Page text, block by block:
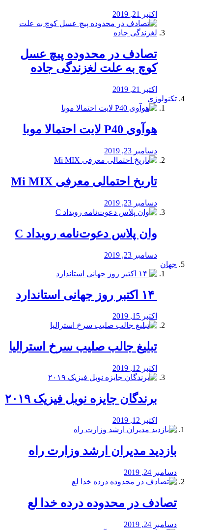
اکتبر 21, 2019
تصادف در محدوده پیچ عسل
کوچ به علت لغزندگی جاده
اکتبر 21, 2019
تکنولوژی
هوآوی P40 لایت احتمالا موبا
دسامبر 23, 2019
تاریخ احتمالی معرفی Mi MIX
دسامبر 23, 2019
وان پلاس دعوت‌نامه رویداد C
دسامبر 23, 2019
جهان
اکتبر 15, 2019
تبلیغ جالب صلیب سرخ استرالیا
اکتبر 12, 2019
برندگان جایزه نوبل فیزیک ۲۰۱۹
اکتبر 12, 2019
بازدید مدیران ارشد وزارت راه
دسامبر 24, 2019
تصادف در محدوده درده خدا لع
دسامبر 24, 2019